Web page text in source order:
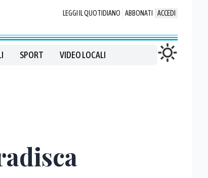
LEGGI IL QUOTIDIANO ABBONATI ACCEDI
SPORT VIDEO LOCALI